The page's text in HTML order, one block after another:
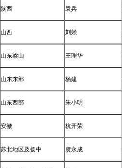
陕西 袁兵
山西 刘燚
山东梁山 王理华
山东东部 杨建
山东西部 朱小明
安徽 杭开荣
苏北地区及扬中 虞永成